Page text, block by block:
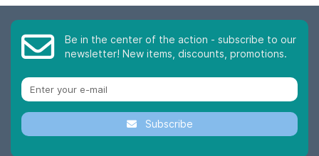
Be in the center of the action - subscribe to our
newsletter! New items, discounts, promotions.
Subscribe